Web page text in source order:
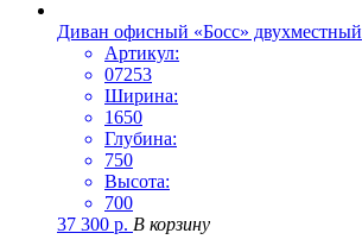
Диван офисный «Босс» двухместный
Артикул:
07253
Ширина:
1650
Глубина:
750
Высота:
700
37 300 р. В корзину